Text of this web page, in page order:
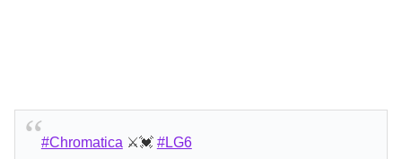
#Chromatica ⚔️💓 #LG6